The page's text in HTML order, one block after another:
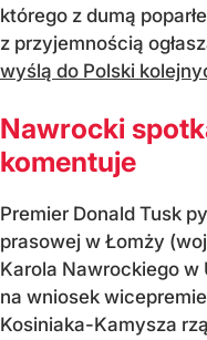
którego z dumą
z przyjemnością
wyślą do Polski
Nawrocki
komentuje
Premier Donald Tusk
prasowej w Łomży
Karola Nawrockiego w
na wniosek
Kosiniaka-Kamysza